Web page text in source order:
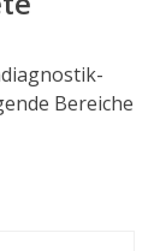
Bereiche